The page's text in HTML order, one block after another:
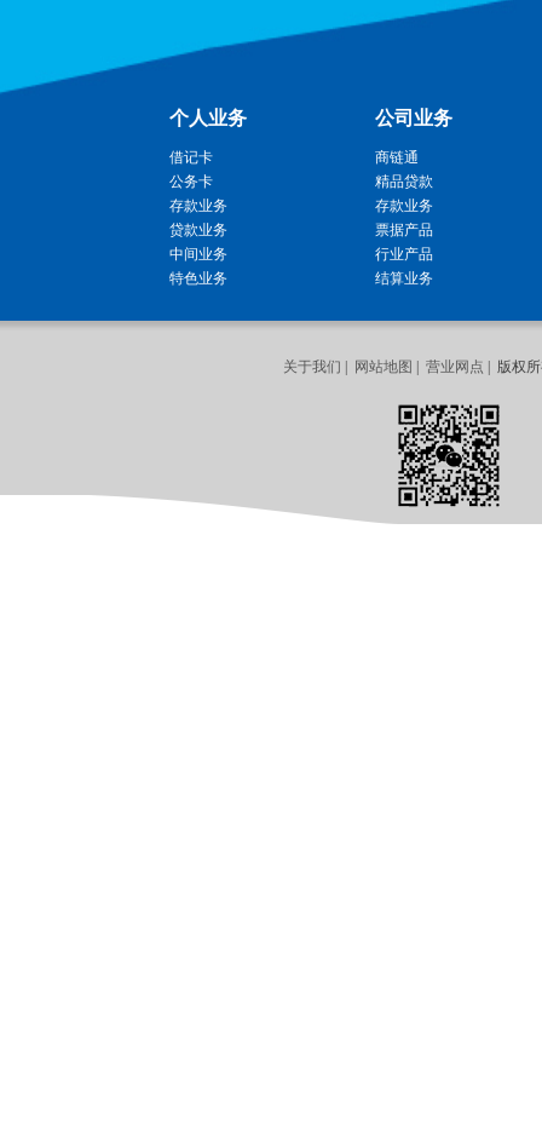
个人业务
借记卡
公务卡
存款业务
贷款业务
中间业务
特色业务
公司业务
商链通
精品贷款
存款业务
票据产品
行业产品
结算业务
关于我们 网站地图 营业网点 | 版权